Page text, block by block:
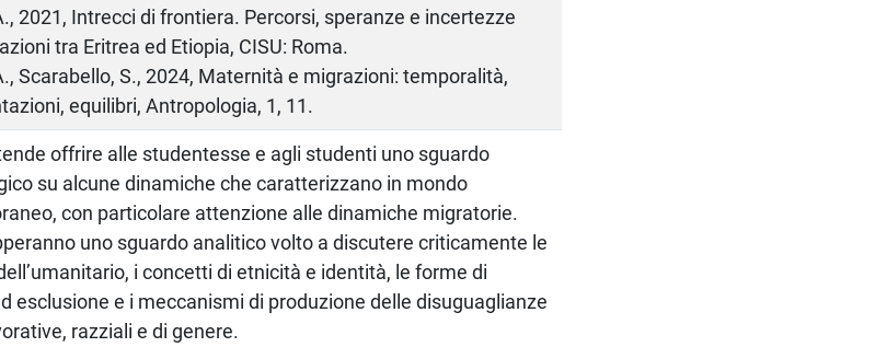
2021, Intrecci di frontiera. Percorsi, speranze e incertezze
tra Eritrea ed Etiopia, CISU: Roma.
Scarabello, S., 2024, Maternità e migrazioni: temporalità,
equilibri, Antropologia, 1, 11.
offrire alle studentesse e agli studenti uno sguardo
su alcune dinamiche che caratterizzano in mondo
con particolare attenzione alle dinamiche migratorie.
uno sguardo analitico volto a discutere criticamente le
i concetti di etnicità e identità, le forme di
esclusione e i meccanismi di produzione delle disuguaglianze
razziali e di genere.